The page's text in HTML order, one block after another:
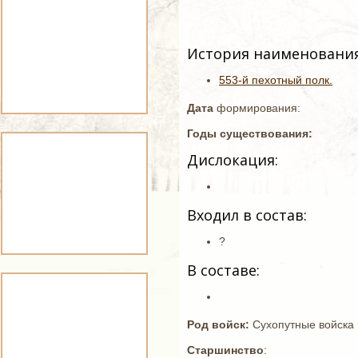
История
553-й пехотный полк.
Дата формирования:
Годы существования:
Дислокация:
Входил в состав:
?
В составе:
Род войск: Сухопутные войска
Старшинство: